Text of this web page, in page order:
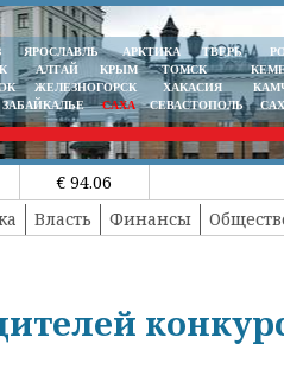
ЯРОСЛАВЛЬ АРКТИКА ТВЕРЬ
АЛТАЙ КРЫМ ТОМСК
ЖЕЛЕЗНОГОРСК ХАКАСИЯ
ЗАБАЙКАЛЬЕ САХА СЕВАСТОПОЛЬ
€ 94.06
Власть Финансы